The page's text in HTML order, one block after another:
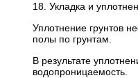
18. Укладка и
Уплотнение грунтов
полы по грунтам.
В результате
водопроницаемость.